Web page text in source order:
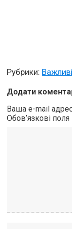
Рубрики: Важливі
Додати
Ваша e-mail
Обов’язкові